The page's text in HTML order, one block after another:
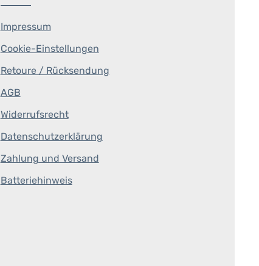
Impressum
Cookie-Einstellungen
Retoure / Rücksendung
AGB
Widerrufsrecht
Datenschutzerklärung
Zahlung und Versand
Batteriehinweis